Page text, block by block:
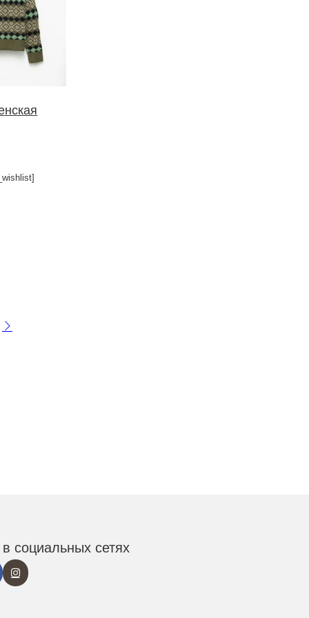
Опции можно выбрать на странице товара.
товар имеет несколько вариаций. Опции можно выбрать на
социальных сетях